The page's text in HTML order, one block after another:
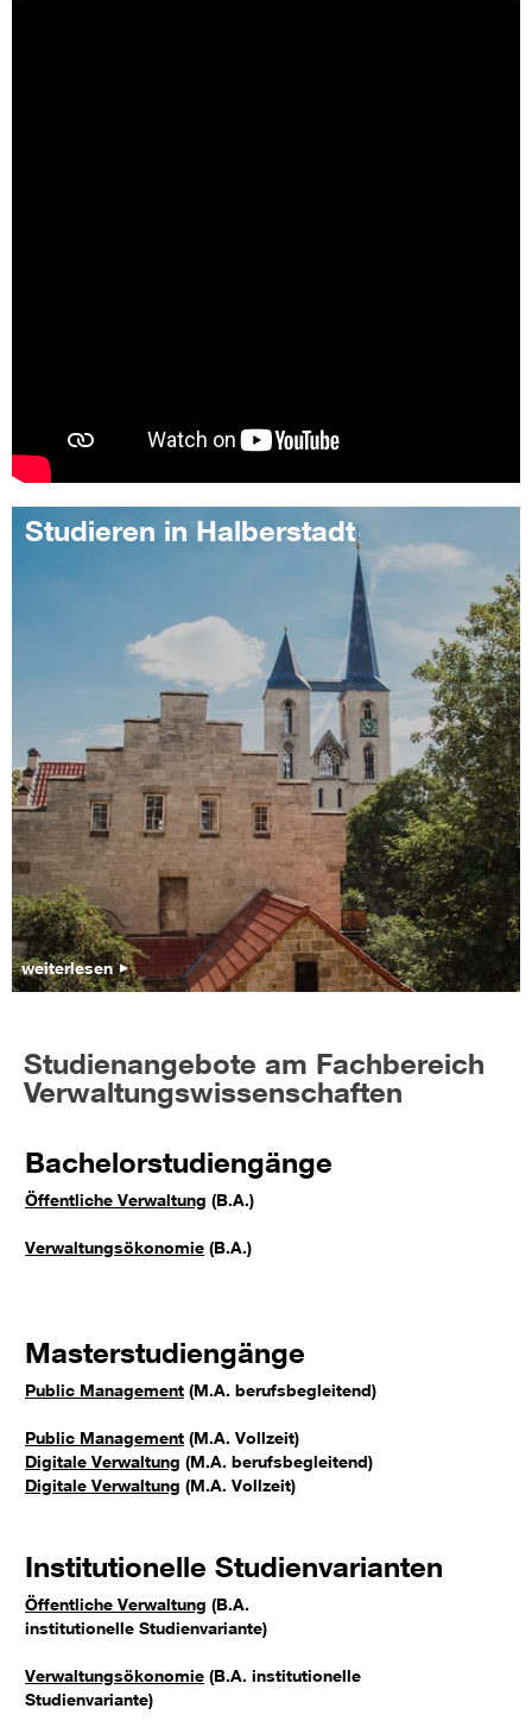
Studieren in Halberstadt
weiterlesen
Studienangebote am Fachbereich
Verwaltungswissenschaften
Bachelorstudiengänge
Öffentliche Verwaltung (B.A.)
Verwaltungsökonomie (B.A.)
Masterstudiengänge
Public Management (M.A. berufsbegleitend)
Public Management (M.A. Vollzeit)
Digitale Verwaltung (M.A. berufsbegleitend)
Digitale Verwaltung (M.A. Vollzeit)
Institutionelle Studienvarianten
Öffentliche Verwaltung (B.A.
institutionelle Studienvariante)
Verwaltungsökonomie (B.A. institutionelle
Studienvariante)